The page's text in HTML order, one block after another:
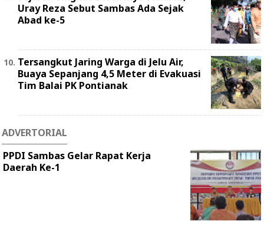
Uray Reza Sebut Sambas Ada Sejak
Abad ke-5
Tersangkut Jaring Warga di Jelu Air,
Buaya Sepanjang 4,5 Meter di Evakuasi
Tim Balai PK Pontianak
ADVERTORIAL
PPDI Sambas Gelar Rapat Kerja
Daerah Ke-1